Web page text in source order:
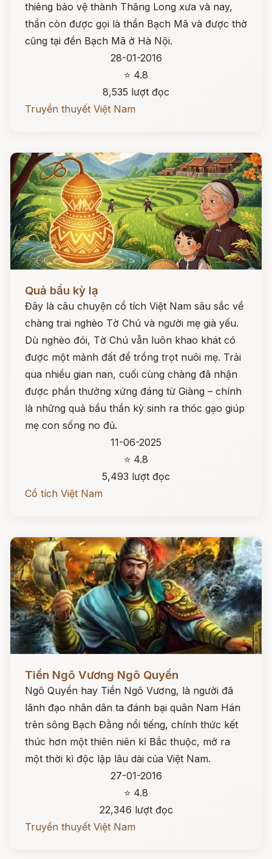
thiêng bảo vệ thành Thăng Long xưa và nay,
thần còn được gọi là thần Bạch Mã và được thờ
cũng tại đền Bạch Mã ở Hà Nội.
28-01-2016
⭐ 4.8
8,535 lượt đọc
Truyền thuyết Việt Nam
Quả bầu kỳ lạ
Đây là câu chuyện cổ tích Việt Nam sâu sắc về
chàng trai nghèo Tờ Chú và người mẹ già yếu.
Dù nghèo đói, Tờ Chú vẫn luôn khao khát có
được một mảnh đất để trồng trọt nuôi mẹ. Trải
qua nhiều gian nan, cuối cùng chàng đã nhận
được phần thưởng xứng đáng từ Giàng – chính
là những quả bầu thần kỳ sinh ra thóc gạo giúp
mẹ con sống no đủ.
11-06-2025
⭐ 4.8
5,493 lượt đọc
Cổ tích Việt Nam
Đọc ngay
Tiền Ngô Vương Ngô Quyền
Ngô Quyền hay Tiền Ngô Vương, là người đã
lãnh đạo nhân dân ta đánh bại quân Nam Hán
trên sông Bạch Đằng nổi tiếng, chính thức kết
thúc hơn một thiên niên kỉ Bắc thuộc, mở ra
một thời kì độc lập lâu dài của Việt Nam.
27-01-2016
⭐ 4.8
22,346 lượt đọc
Truyền thuyết Việt Nam